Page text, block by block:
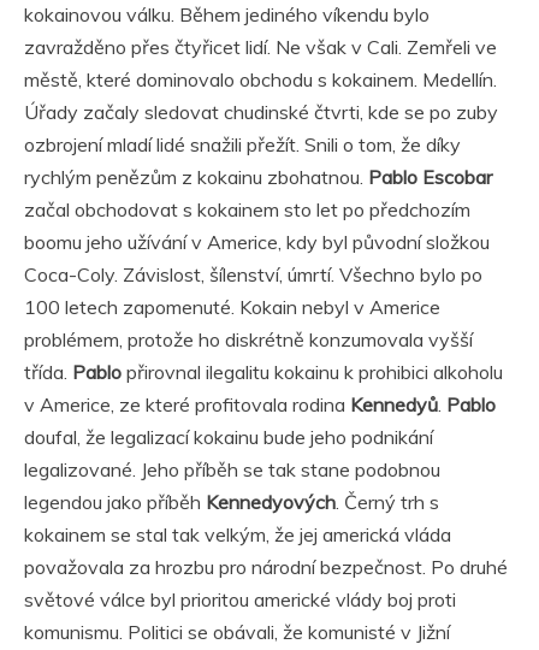
kokainovou válku. Během jediného víkendu bylo
zavražděno přes čtyřicet lidí. Ne však v Cali. Zemřeli ve
městě, které dominovalo obchodu s kokainem. Medellín.
Úřady začaly sledovat chudinské čtvrti, kde se po zuby
ozbrojení mladí lidé snažili přežít. Snili o tom, že díky
rychlým penězům z kokainu zbohatnou. Pablo Escobar
začal obchodovat s kokainem sto let po předchozím
boomu jeho užívání v Americe, kdy byl původní složkou
Coca-Coly. Závislost, šílenství, úmrtí. Všechno bylo po
100 letech zapomenuté. Kokain nebyl v Americe
problémem, protože ho diskrétně konzumovala vyšší
třída. Pablo přirovnal ilegalitu kokainu k prohibici alkoholu
v Americe, ze které profitovala rodina Kennedyů Pablo
doufal, že legalizací kokainu bude jeho podnikání
legalizované. Jeho příběh se tak stane podobnou
legendou jako příběh Kennedyových . Černý trh s
kokainem se stal tak velkým, že jej americká vláda
považovala za hrozbu pro národní bezpečnost. Po druhé
světové válce byl prioritou americké vlády boj proti
komunismu. Politici se obávali, že komunisté v Jižní